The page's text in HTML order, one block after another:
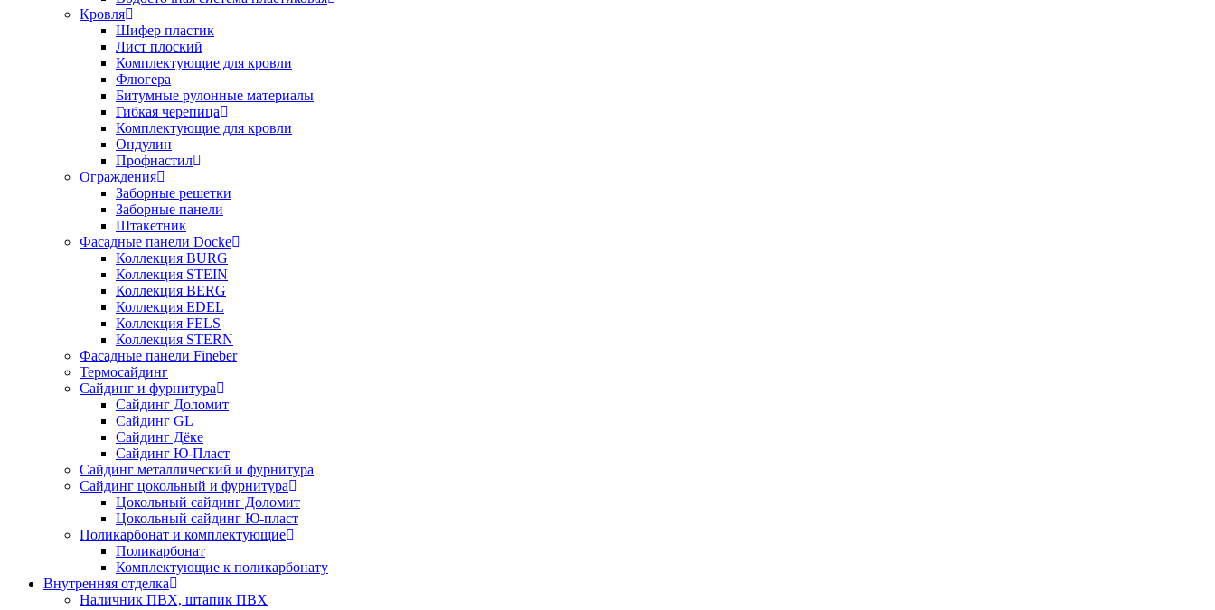
Кровля
Шифер пластик
Лист плоский
Комплектующие для кровли
Флюгера
Битумные рулонные материалы
Гибкая черепица
Комплектующие для кровли
Ондулин
Профнастил
Ограждения
Заборные решетки
Заборные панели
Штакетник
Фасадные панели Docke
Коллекция BURG
Коллекция STEIN
Коллекция BERG
Коллекция EDEL
Коллекция FELS
Коллекция STERN
Фасадные панели Fineber
Термосайдинг
Сайдинг и фурнитура
Сайдинг Доломит
Сайдинг GL
Сайдинг Дёке
Сайдинг Ю-Пласт
Сайдинг металлический и фурнитура
Сайдинг цокольный и фурнитура
Цокольный сайдинг Доломит
Цокольный сайдинг Ю-пласт
Поликарбонат и комплектующие
Поликарбонат
Комплектующие к поликарбонату
Внутренняя отделка
Наличник ПВХ, штапик ПВХ